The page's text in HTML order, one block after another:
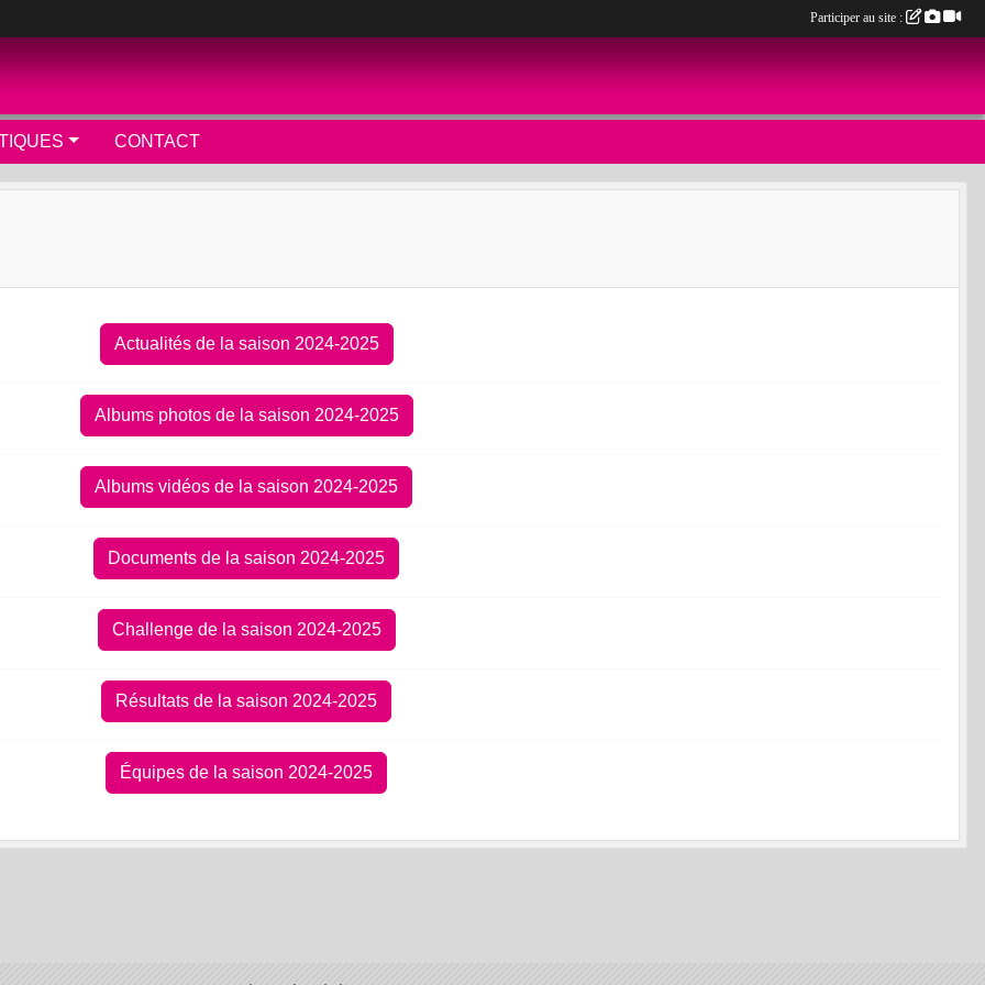
CONTACT
Actualités de la saison 2024-2025
Albums photos de la saison 2024-2025
Albums vidéos de la saison 2024-2025
Documents de la saison 2024-2025
Challenge de la saison 2024-2025
Résultats de la saison 2024-2025
Équipes de la saison 2024-2025
Participer au site :